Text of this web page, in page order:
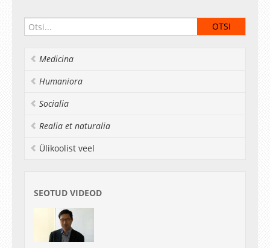
Medicina
Humaniora
Socialia
Realia et naturalia
Ülikoolist veel
SEOTUD VIDEOD